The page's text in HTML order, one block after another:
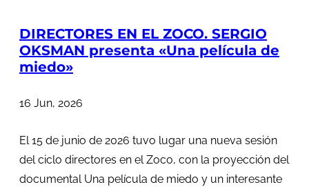
DIRECTORES EN EL ZOCO. SERGIO
OKSMAN presenta «Una película de
miedo»
16 Jun, 2026
El 15 de junio de 2026 tuvo lugar una nueva sesión
del ciclo directores en el Zoco, con la proyección del
documental Una película de miedo y un interesante